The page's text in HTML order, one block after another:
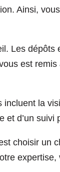
Ainsi,
Les
est
la
et d’un suivi
choisir
expertise,